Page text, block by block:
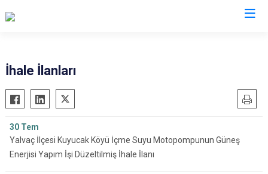
Atabey
Eğirdir
Gelendost
Gönen
Yalvaç
İhale İlanları
30 Tem
Yalvaç İlçesi Kuyucak Köyü İçme Suyu Motopompunun Güneş
Enerjisi Yapım İşi Düzeltilmiş İhale İlanı